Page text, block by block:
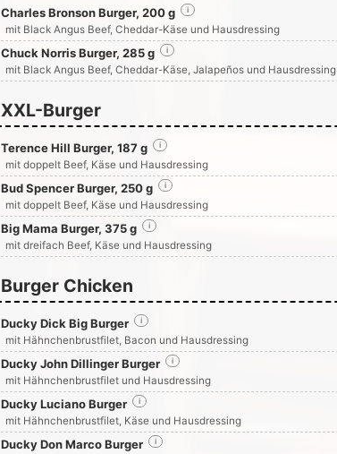
Charles Bronson Burger, 200 g i
mit Black Angus Beef, Cheddar-Käse und Hausdressing
Chuck Norris Burger, 285 g i
mit Black Angus Beef, Cheddar-Käse, Jalapeños und Hausdressing
XXL-Burger
Terence Hill Burger, 187 g i
mit doppelt Beef, Käse und Hausdressing
Bud Spencer Burger, 250 g i
mit doppelt Beef, Käse und Hausdressing
Big Mama Burger, 375 g i
mit dreifach Beef, Käse und Hausdressing
Burger Chicken
Ducky Dick Big Burger i
mit Hähnchenbrustfilet, Bacon und Hausdressing
Ducky John Dillinger Burger i
mit Hähnchenbrustfilet und Hausdressing
Ducky Luciano Burger i
mit Hähnchenbrustfilet, Käse und Hausdressing
Ducky Don Marco Burger i